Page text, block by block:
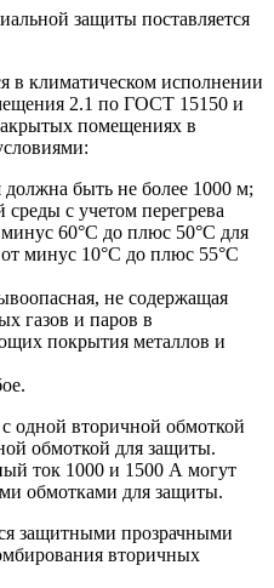
защиты поставляется
в климатическом исполнении
2.1 по ГОСТ 15150 и
помещениях в
быть не более 1000 м;
с учетом перегрева
60°C до плюс 50°C для
минус 10°C до плюс 55°C
не содержащая
газов и паров в
покрытия металлов и
одной вторичной обмоткой
обмоткой для защиты.
ток 1000 и 1500 А могут
обмотками для защиты.
защитными прозрачными
вторичных